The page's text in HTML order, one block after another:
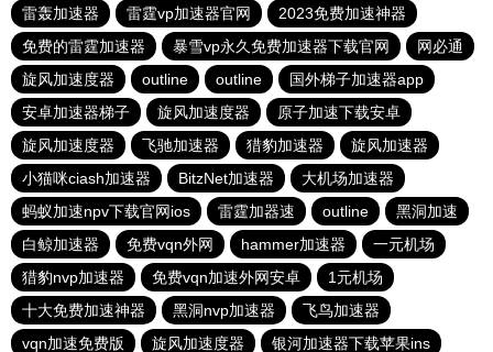
雷轰加速器
雷霆vp加速器官网
2023免费加速神器
免费的雷霆加速器
暴雪vp永久免费加速器下载官网
网必通
旋风加速度器
outline outline
国外梯子加速器app
安卓加速器梯子
旋风加速度器
原子加速下载安卓
旋风加速度器
飞驰加速器 猎豹加速器
旋风加速器
小猫咪ciash加速器
BitzNet加速器
大机场加速器
蚂蚁加速npv下载官网ios
雷霆加器速 outline
黑洞加速
白鲸加速器
免费vqn外网 hammer加速器
一元机场
猎豹nvp加速器
免费vqn加速外网安卓
1元机场
十大免费加速神器
黑洞nvp加速器
飞鸟加速器
vqn加速免费版
旋风加速度器 银河加速器下载苹果ins